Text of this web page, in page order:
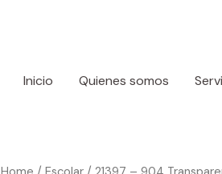
Inicio Quienes somos